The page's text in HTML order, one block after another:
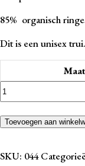
85% organisch
Dit is een unisex
Maat
Sweater
-
Más
Paz
Biologisch
Toevoegen aan
SKU: 044